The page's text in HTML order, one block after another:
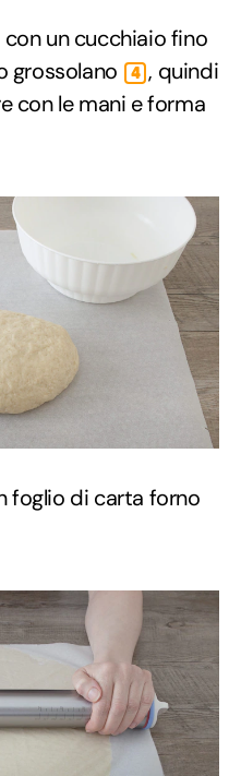
un cucchiaio fino
grossolano
4 , quindi
con le mani e forma
foglio di carta forno